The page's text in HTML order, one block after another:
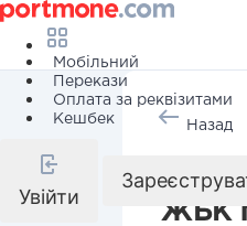
Мобільний
Перекази
Оплата за реквізитами
Кешбек
Увійти
Назад
ЖБК